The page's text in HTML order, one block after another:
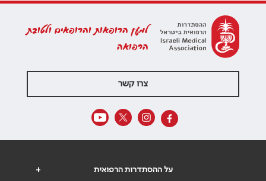
למען הרופאות והרופאים ולטובת
הרפואה
צרו קשר
+ על ההסתדרות הרפואית